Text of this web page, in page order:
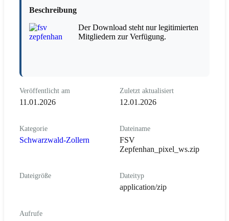
Beschreibung
Der Download steht nur legitimierten
Mitgliedern zur Verfügung.
Veröffentlicht am
11.01.2026
Zuletzt aktualisiert
12.01.2026
Kategorie
Schwarzwald-Zollern
Dateiname
FSV
Zepfenhan_pixel_ws.zip
Dateigröße Dateityp
application/zip
Aufrufe